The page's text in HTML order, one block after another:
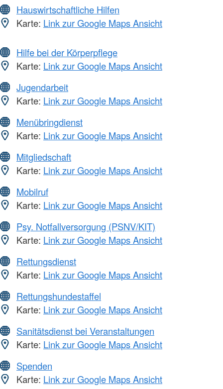
Hauswirtschaftliche Hilfen
Karte: Link zur Google Maps Ansicht
Hilfe bei der Körperpflege
Karte: Link zur Google Maps Ansicht
Jugendarbeit
Karte: Link zur Google Maps Ansicht
Menübringdienst
Karte: Link zur Google Maps Ansicht
Mitgliedschaft
Karte: Link zur Google Maps Ansicht
Mobilruf
Karte: Link zur Google Maps Ansicht
Psy. Notfallversorgung (PSNV/KIT)
Karte: Link zur Google Maps Ansicht
Rettungsdienst
Karte: Link zur Google Maps Ansicht
Rettungshundestaffel
Karte: Link zur Google Maps Ansicht
Sanitätsdienst bei Veranstaltungen
Karte: Link zur Google Maps Ansicht
Spenden
Karte: Link zur Google Maps Ansicht